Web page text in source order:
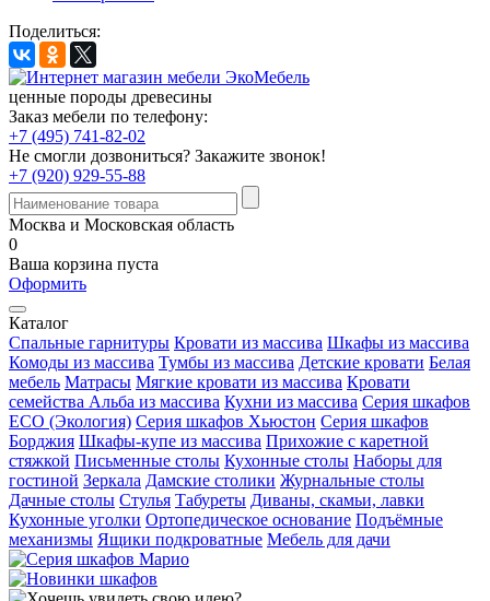
Поделиться:
ценные породы древесины
Заказ мебели по телефону:
+7 (495) 741-82-02
Не смогли дозвониться? Закажите звонок!
+7 (920) 929-55-88
Москва и Московская область
0
Ваша корзина пуста
Оформить
Каталог
Спальные гарнитуры Кровати из массива Шкафы из массива
Комоды из массива Тумбы из массива Детские кровати Белая
мебель Матрасы Мягкие кровати из массива Кровати
семейства Альба из массива Кухни из массива Серия шкафов
ECO (Экология) Серия шкафов Хьюстон Серия шкафов
Борджия Шкафы-купе из массива Прихожие с каретной
стяжкой Письменные столы Кухонные столы Наборы для
гостиной Зеркала Дамские столики Журнальные столы
Дачные столы Стулья Табуреты Диваны, скамьи, лавки
Кухонные уголки Ортопедическое основание Подъёмные
механизмы Ящики подкроватные Мебель для дачи